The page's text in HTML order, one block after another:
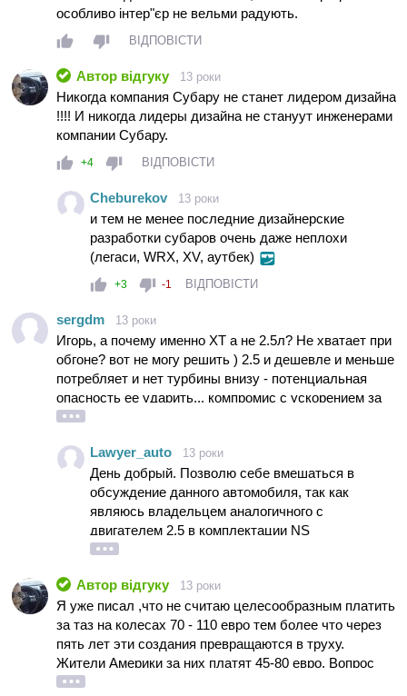
дорогам нужно. Стоковый сигнал никакой.Света в
бардачке нет .Да и насиловать ее не получится
потому как стоит вариатор. Разгон и торможения
уверенные.
особливо інтер"єр не вельми радують.
ВІДПОВІСТИ
Автор відгуку 13 роки
Никогда компания Субару не станет лидером дизайна
!!!! И никогда лидеры дизайна не стануут инженерами
компании Субару.
+4 ВІДПОВІСТИ
Cheburekov 13 роки
и тем не менее последние дизайнерские
разработки субаров очень даже неплохи
(легаси, WRX, XV, аутбек)
+3 -1 ВІДПОВІСТИ
sergdm 13 роки
Игорь, а почему именно ХТ а не 2.5л? Не хватает при
обгоне? вот не могу решить ) 2.5 и дешевле и меньше
потребляет и нет турбины внизу - потенциальная
опасность ее ударить... компромис с ускорением за
100км.час?
Lawyer_auto 13 роки
День добрый. Позволю себе вмешаться в
обсуждение данного автомобиля, так как
являюсь владельцем аналогичного с
двигателем 2.5 в комплектации NS
перламутрово-белого цвета. До этого три года
многие, наверное, мучился выбором: турбо или
атмо. Турбо, конечно, заманчивее, но атмо, как
мне кажется, практичнее для повседневной
езды. Если не ставить перед собой цель рвать
со светофоров "а-ля драг-рейсинг" (хотя и на
Автор відгуку 13 роки
Я уже писал ,что не считаю целесообразным платить
за таз на колесах 70 - 110 евро тем более что через
пять лет эти создания превращаются в труху.
Жители Америки за них платят 45-80 евро. Вопрос
какого я должен переплачивать ? Вот и ищешь авто с